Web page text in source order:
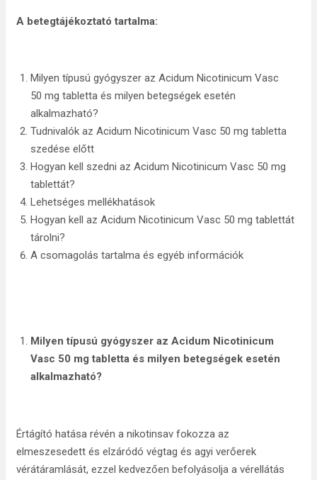
A betegtájékoztató tartalma:
Milyen típusú gyógyszer az Acidum Nicotinicum Vasc
50 mg tabletta és milyen betegségek esetén
alkalmazható?
Tudnivalók az Acidum Nicotinicum Vasc 50 mg tabletta
szedése előtt
Hogyan kell szedni az Acidum Nicotinicum Vasc 50 mg
tablettát?
Lehetséges mellékhatások
Hogyan kell az Acidum Nicotinicum Vasc 50 mg tablettát
tárolni?
A csomagolás tartalma és egyéb információk
Milyen típusú gyógyszer az Acidum Nicotinicum
Vasc 50 mg tabletta és milyen betegségek esetén
alkalmazható?
Értágító hatása révén a nikotinsav fokozza az
elmeszesedett és elzáródó végtag és agyi verőerek
vérátáramlását, ezzel kedvezően befolyásolja a vérellátás